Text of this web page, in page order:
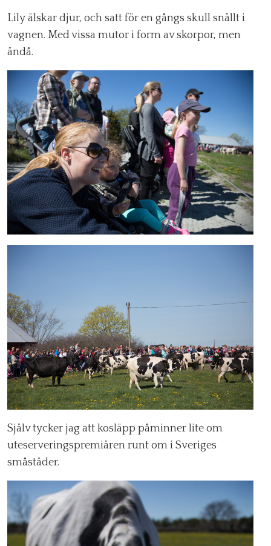
Lily älskar djur, och satt för en gångs skull snällt i
vagnen. Med vissa mutor i form av skorpor, men
ändå.
Själv tycker jag att kosläpp påminner lite om
uteserveringspremiären runt om i Sveriges
småstäder.